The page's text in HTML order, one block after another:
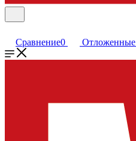
Сравнение0 Отложенные